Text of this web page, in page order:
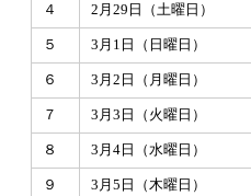
４
2月29日（土曜日）
５
3月1日（日曜日）
６
3月2日（月曜日）
７
3月3日（火曜日）
８ 3月4日（水曜日）
９ 3月5日（木曜日）